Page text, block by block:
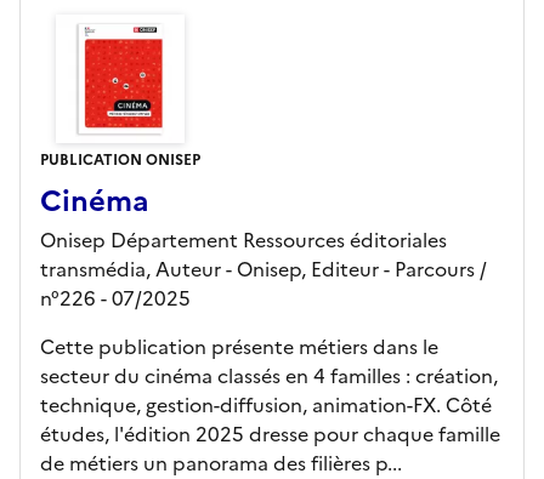
PUBLICATION ONISEP
Cinéma
Onisep Département Ressources éditoriales
transmédia, Auteur - Onisep, Editeur- Parcours /
n°226 - 07/2025
Cette publication présente métiers dans le
secteur du cinéma classés en 4 familles : création,
technique, gestion-diffusion, animation-FX. Côté
études, l'édition 2025 dresse pour chaque famille
de métiers un panorama des filières p...